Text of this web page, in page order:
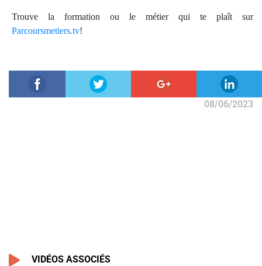
Trouve la formation ou le métier qui te plaît sur
Parcoursmetiers.tv!
08/06/2023
VIDÉOS ASSOCIÉS